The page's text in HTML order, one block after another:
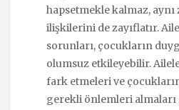
hapsetmekle kalmaz, aynı
ilişkilerini de zayıflatır.
sorunları, çocukların
olumsuz etkileyebilir.
fark etmeleri ve
gerekli önlemleri almaları